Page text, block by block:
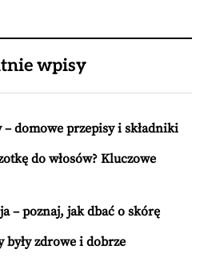
wpisy
– domowe przepisy i składniki
do włosów? Kluczowe
– poznaj, jak dbać o skórę
były zdrowe i dobrze